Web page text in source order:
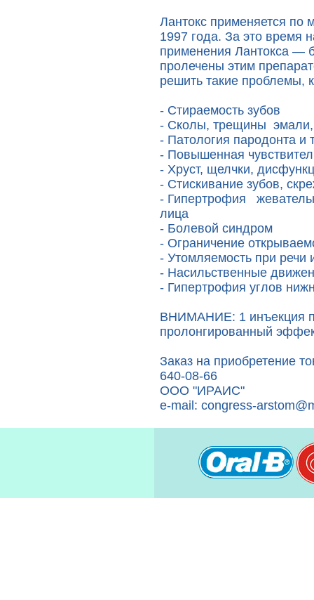
Лантокс применяется по
1997 года. За это время
применения Лантокса —
пролечены этим
решить такие проблемы,
- Стираемость зубов
- Сколы, трещины эмали,
- Патология пародонта и
- Повышенная
- Хруст, щелчки,
- Стискивание зубов,
- Гипертрофия
лица
- Болевой синдром
- Ограничение
- Утомляемость при речи
- Насильственные
- Гипертрофия углов
ВНИМАНИЕ: 1 инъекция
пролонгированный
Заказ на приобретение
640-08-66
ООО "ИРАИС"
e-mail: congress-